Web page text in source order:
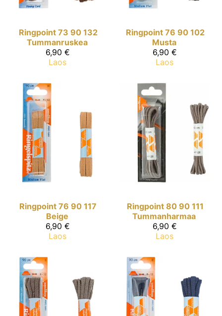
Ringpoint 73 90 132
Tummanruskea
6,90 €
Laos
Ringpoint 76 90 102
Musta
6,90 €
Laos
Ringpoint 76 90 117
Beige
6,90 €
Laos
Ringpoint 80 90 111
Tummanharmaa
6,90 €
Laos